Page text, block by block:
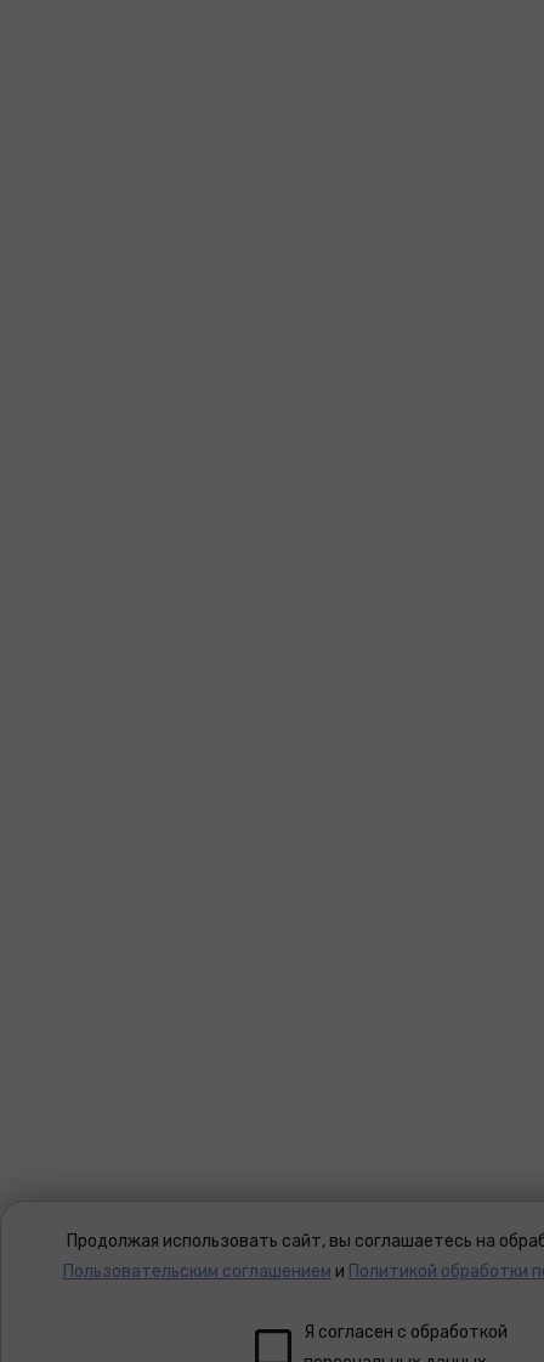
Продолжая использовать сайт, вы соглашаетесь на
Пользовательским соглашением и Политикой обработки
Я согласен с обработкой